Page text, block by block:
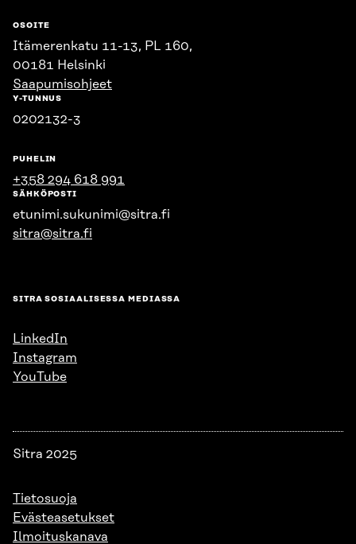
OSOITE
Itämerenkatu 11-13, PL 160,
00181 Helsinki
Saapumisohjeet
Y-TUNNUS
0202132-3
PUHELIN
+358 294 618 991
SÄHKÖPOSTI
etunimi.sukunimi@sitra.fi
sitra@sitra.fi
SITRA SOSIAALISESSA MEDIASSA
LinkedIn
Instagram
YouTube
Sitra 2025
Tietosuoja
Evästeasetukset
Ilmoituskanava